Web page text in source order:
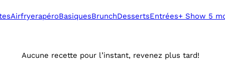
AirfryerapéroBasiquesBrunchDessertsEntrées+ Show 5
Aucune recette pour l’instant, revenez plus tard!